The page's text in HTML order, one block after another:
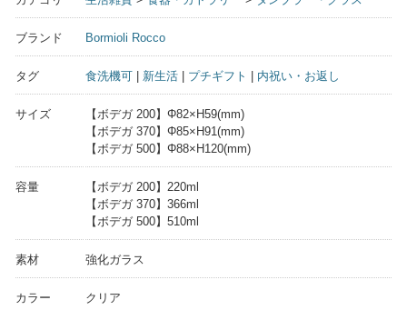
ブランド Bormioli Rocco
タグ 食洗機可 新生活 プチギフト 内祝い・お返し
サイズ
【ボデガ 200】Φ82×H59(mm)
【ボデガ 370】Φ85×H91(mm)
【ボデガ 500】Φ88×H120(mm)
容量
【ボデガ 200】220ml
【ボデガ 370】366ml
【ボデガ 500】510ml
素材 強化ガラス
カラー クリア